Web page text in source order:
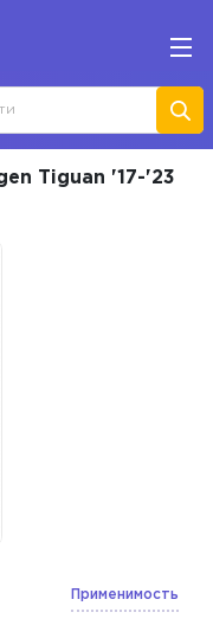
Tiguan '17-'23
Применимость